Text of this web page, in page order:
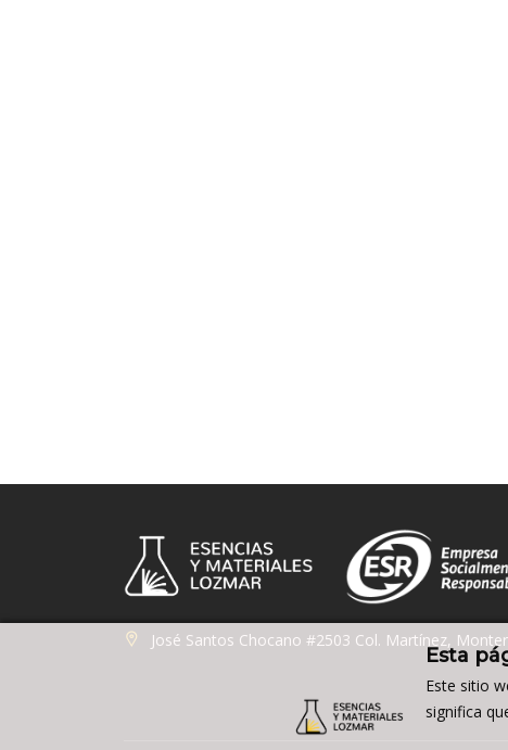
Esta
Este sitio
significa
José Santos Chocano #2503 Col. Martínez,